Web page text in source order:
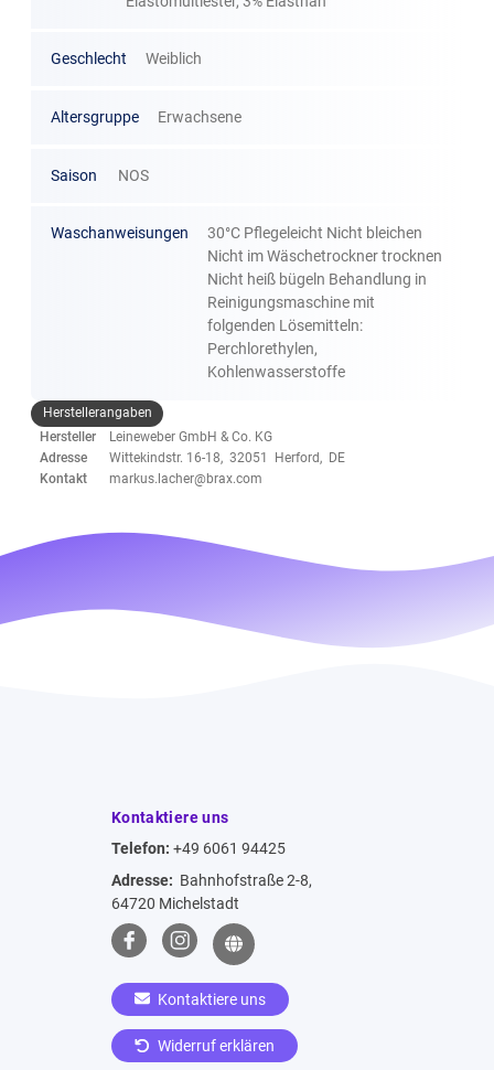
Geschlecht Weiblich
Altersgruppe Erwachsene
Saison NOS
Waschanweisungen
30°C Pflegeleicht Nicht bleichen
Nicht im Wäschetrockner trocknen
Nicht heiß bügeln Behandlung in
Reinigungsmaschine mit
folgenden Lösemitteln:
Perchlorethylen,
Kohlenwasserstoffe
Herstellerangaben
Hersteller
Leineweber GmbH & Co. KG
Adresse
Wittekindstr. 16-18, 32051 Herford, DE
Kontakt
markus.lacher@brax.com
Kontaktiere uns
Telefon: +49 6061 94425
Adresse: Bahnhofstraße 2-8,
64720 Michelstadt
Kontaktiere uns
Widerruf erklären